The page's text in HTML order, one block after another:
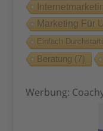
Marketing Für
Einfach
Beratung (7)
Werbung: